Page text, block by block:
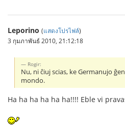
Leporino (แสดงโปรไฟล์)
3 กุมภาพันธ์ 2010, 21:12:18
Rogir:
Nu, ni ĉiuj scias, ke Germanujo
mondo.
Ha ha ha ha ha ha!!!! Eble vi